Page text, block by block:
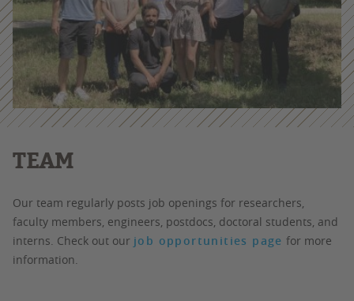
TEAM
Our team regularly posts job openings for researchers,
faculty members, engineers, postdocs, doctoral students, and
interns. Check out our job opportunities page for more
information.